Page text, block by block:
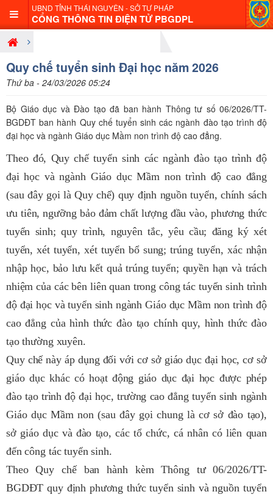
UBND TỈNH THÁI NGUYÊN - SỞ TƯ PHÁP
CỔNG THÔNG TIN ĐIỆN TỬ PBGDPL
Giới thiệu nội dung pháp luật mới
Quy chế tuyển sinh Đại học năm 2026
Thứ ba - 24/03/2026 05:24
Bộ Giáo dục và Đào tạo đã ban hành Thông tư số 06/2026/TT-
BGDĐT ban hành Quy chế tuyển sinh các ngành đào tạo trình độ
đại học và ngành Giáo dục Mầm non trình độ cao đẳng.
Theo đó, Quy chế tuyển sinh các ngành đào tạo trình độ
đại học và ngành Giáo dục Mầm non trình độ cao đẳng
(sau đây gọi là Quy chế) quy định nguồn tuyển, chính sách
ưu tiên, ngưỡng bảo đảm chất lượng đầu vào, phương thức
tuyển sinh; quy trình, nguyên tắc, yêu cầu; đăng ký xét
tuyển, xét tuyển, xét tuyển bổ sung; trúng tuyển, xác nhận
nhập học, bảo lưu kết quả trúng tuyển; quyền hạn và trách
nhiệm của các bên liên quan trong công tác tuyển sinh trình
độ đại học và tuyển sinh ngành Giáo dục Mầm non trình độ
cao đẳng của hình thức đào tạo chính quy, hình thức đào
tạo thường xuyên.
Quy chế này áp dụng đối với cơ sở giáo dục đại học, cơ sở
giáo dục khác có hoạt động giáo dục đại học được phép
đào tạo trình độ đại học, trường cao đẳng tuyển sinh ngành
Giáo dục Mầm non (sau đây gọi chung là cơ sở đào tạo),
sở giáo dục và đào tạo, các tổ chức, cá nhân có liên quan
đến công tác tuyển sinh.
Theo Quy chế ban hành kèm Thông tư 06/2026/TT-
BGDĐT quy định phương thức tuyển sinh và nguồn tuyển